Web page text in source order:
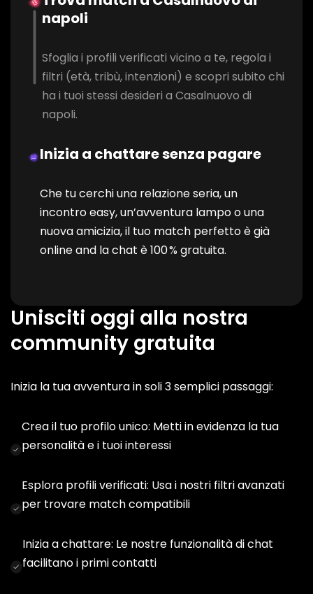
napoli
Sfoglia i profili verificati vicino a te, regola i
filtri (età, tribù, intenzioni) e scopri subito chi
ha i tuoi stessi desideri a Casalnuovo di
napoli.
Inizia a chattare senza pagare
Che tu cerchi una relazione seria, un
incontro easy, un’avventura lampo o una
nuova amicizia, il tuo match perfetto è già
online and la chat è 100 % gratuita.
Unisciti oggi alla nostra
community gratuita
Inizia la tua avventura in soli 3 semplici passaggi:
Crea il tuo profilo unico: Metti in evidenza la tua
personalità e i tuoi interessi
Esplora profili verificati: Usa i nostri filtri avanzati
per trovare match compatibili
Inizia a chattare: Le nostre funzionalità di chat
facilitano i primi contatti